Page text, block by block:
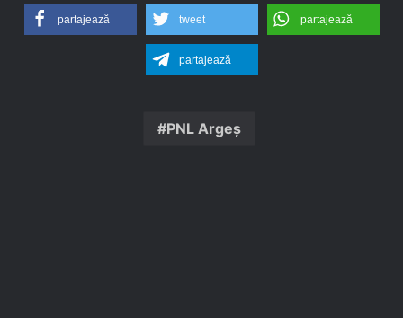
partajează tweet partajează
partajează
PNL Argeș